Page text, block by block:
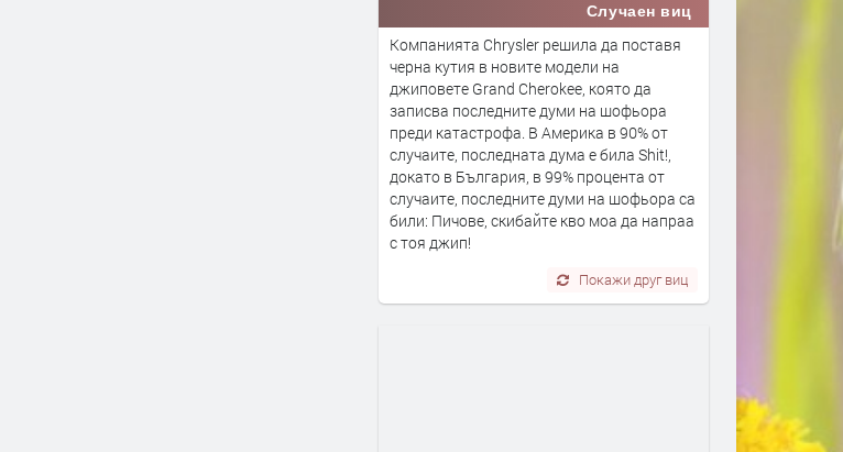
Случаен виц
Компанията Chrysler решила да поставя
черна кутия в новите модели на
джиповете Grand Cherokee, която да
записва последните думи на шофьора
преди катастрофа. В Америка в 90% от
случаите, последната дума е била Shit!,
докато в България, в 99% процента от
случаите, последните думи на шофьора са
били: Пичове, скибайте кво моа да напраа
с тоя джип!
Покажи друг виц